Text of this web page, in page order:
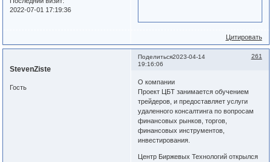
2022-07-01 17:19:36
Цитировать
Поделиться 261
2023-04-14
19:16:06
StevenZiste
Гость
О компании
Проект ЦБТ занимается обучением
трейдеров, и предоставляет услуги
удаленного консалтинга по вопросам
финансовых рынков, торгов,
финансовых инструментов,
инвестирования.
Центр Биржевых Технологий открылся